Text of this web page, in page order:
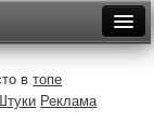
втопе
Реклама